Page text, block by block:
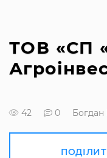
ТОВ «СП
42 0 Богдан